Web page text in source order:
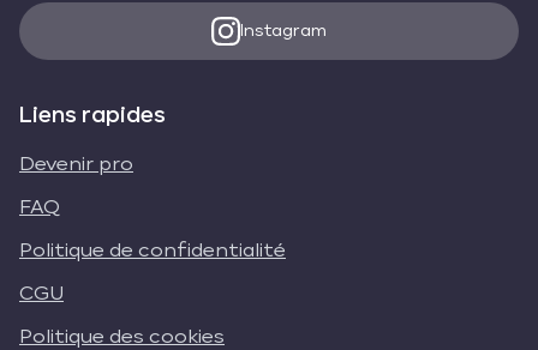
Instagram
Liens rapides
Devenir pro
FAQ
Politique de confidentialité
CGU
Politique des cookies